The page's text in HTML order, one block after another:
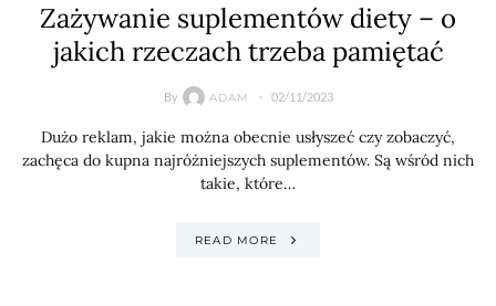
Zażywanie suplementów diety – o
jakich rzeczach trzeba pamiętać
By ADAM 02/11/2023
Dużo reklam, jakie można obecnie usłyszeć czy zobaczyć,
zachęca do kupna najróżniejszych suplementów. Są wśród nich
takie, które…
READ MORE